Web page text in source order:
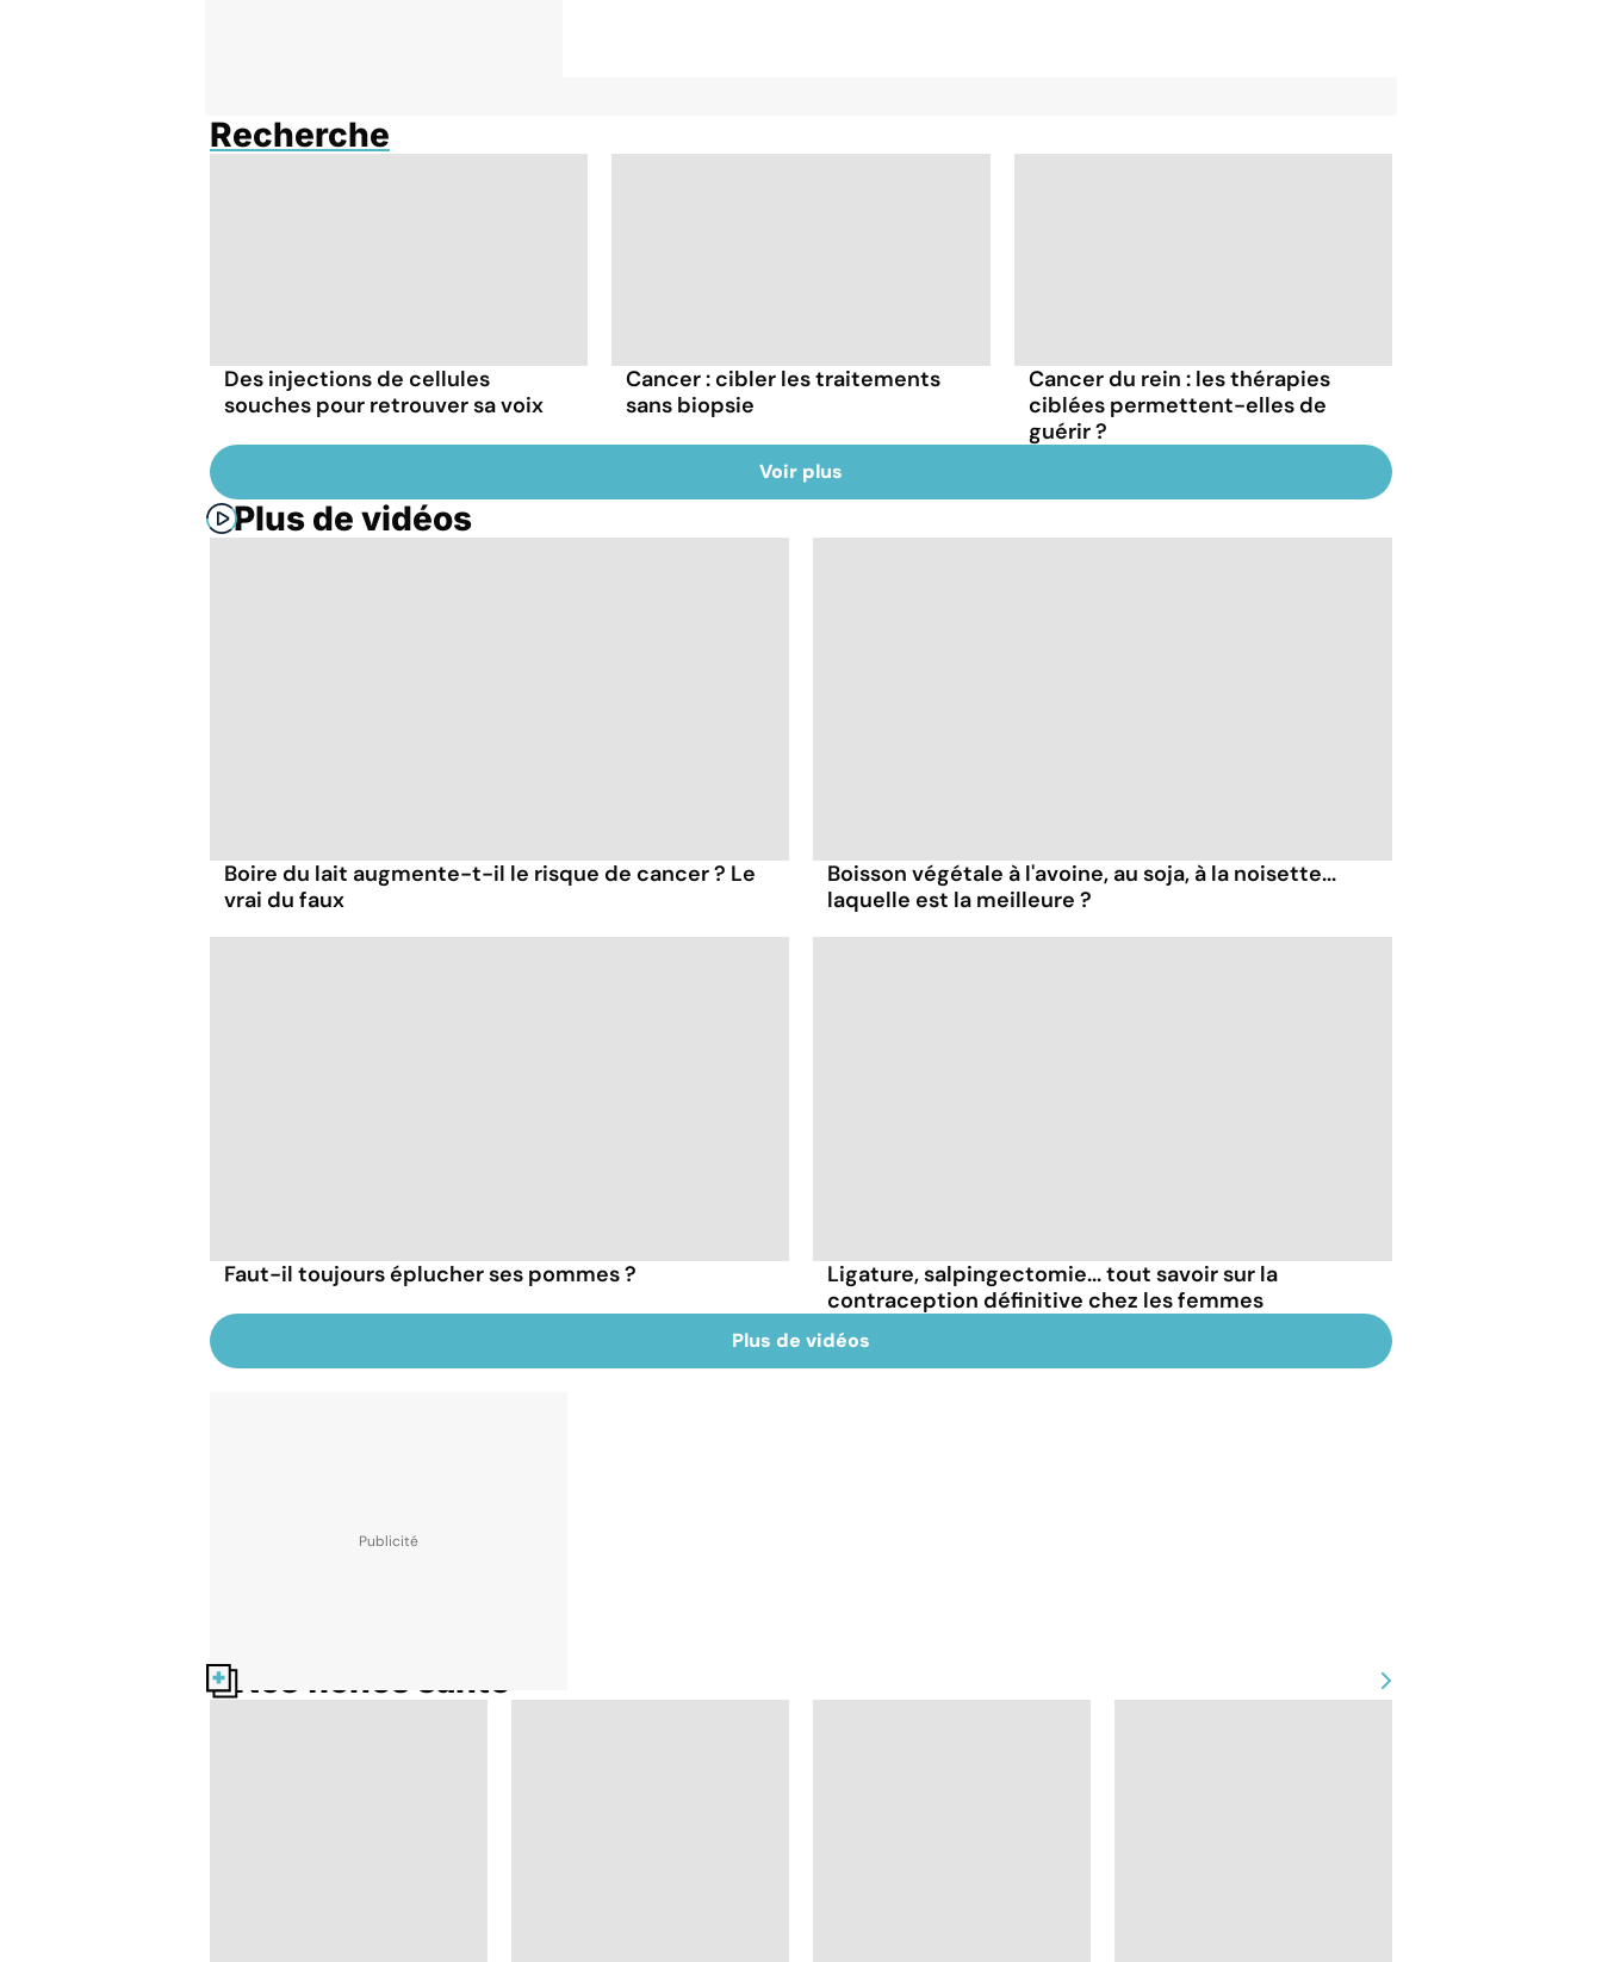
Recherche
Des injections de cellules
souches pour retrouver sa voix
Cancer : cibler les traitements
sans biopsie
Cancer du rein : les thérapies
ciblées permettent-elles de
guérir ?
Voir plus
Plus de vidéos
Boire du lait augmente-t-il le risque de cancer ? Le
vrai du faux
Boisson végétale à l'avoine, au soja, à la noisette...
laquelle est la meilleure ?
Faut-il toujours éplucher ses pommes ?
Ligature, salpingectomie... tout savoir sur la
contraception définitive chez les femmes
Plus de vidéos
Nos fiches santé